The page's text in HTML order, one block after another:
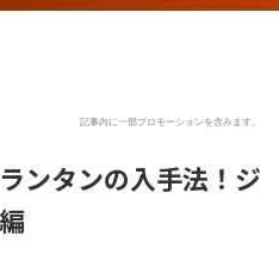
記事内に一部プロモーションを含みます。
ンタンの入手法！ジ